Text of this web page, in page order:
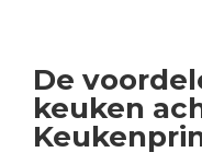
De
keuken